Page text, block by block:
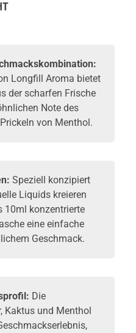
Longfill Aroma bietet
der scharfen Frische
Note des
von Menthol.
Speziell konzipiert
Liquids kreieren
10ml konzentrierte
eine einfache
Geschmack.
Die
Kaktus und Menthol